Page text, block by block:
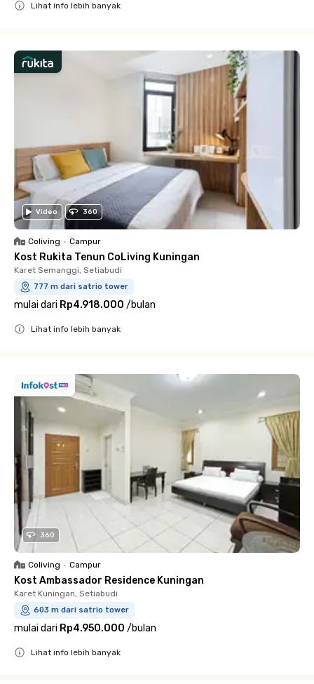
Lihat info lebih banyak
Video 360
Coliving • Campur
Kost Rukita Tenun CoLiving Kuningan
Karet Semanggi, Setiabudi
777 m dari satrio tower
mulai dari Rp4.918.000 /bulan
Lihat info lebih banyak
360
Coliving • Campur
Kost Ambassador Residence Kuningan
Karet Kuningan, Setiabudi
603 m dari satrio tower
mulai dari Rp4.950.000 /bulan
Lihat info lebih banyak